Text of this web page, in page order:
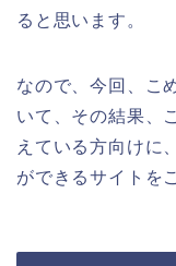
ると思います。
なので、今回、こ
いて、その結果、
えている方向けに
ができるサイトを